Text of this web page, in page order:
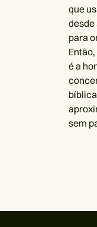
que
desde
para
é a
sem